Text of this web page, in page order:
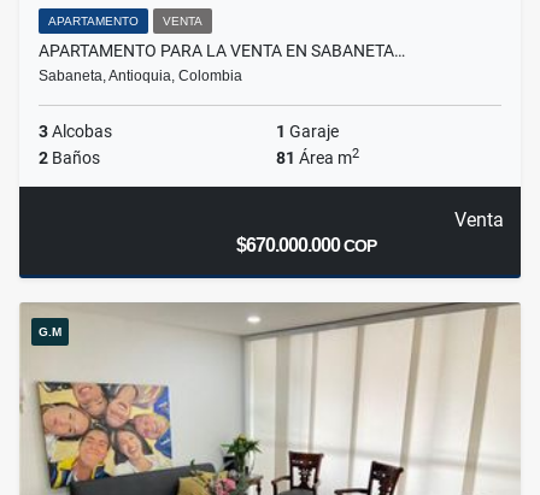
APARTAMENTO VENTA
APARTAMENTO PARA LA VENTA EN SABANETA…
Sabaneta, Antioquia, Colombia
3Alcobas 1 Garaje
2 Baños 81 Área m2
Venta
$670.000.000COP
G.M